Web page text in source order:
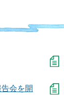
会を開